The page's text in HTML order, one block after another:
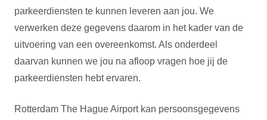
parkeerdiensten te kunnen leveren aan jou. We
verwerken deze gegevens daarom in het kader van de
uitvoering van een overeenkomst. Als onderdeel
daarvan kunnen we jou na afloop vragen hoe jij de
parkeerdiensten hebt ervaren.
Rotterdam The Hague Airport kan persoonsgegevens